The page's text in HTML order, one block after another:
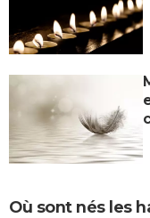
Où sont nés les